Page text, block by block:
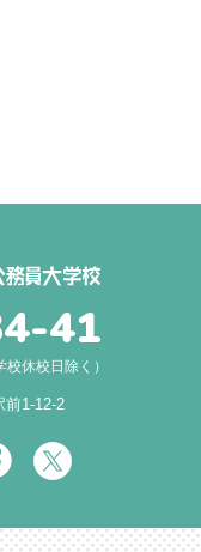
41
休校日除く）
1-12-2